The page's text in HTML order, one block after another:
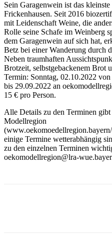
Sein Garagenwein ist das
Frickenhausen. Seit 2016
mit Leidenschaft Weine, die
Rolle seine Schafe im Weinberg
dem Garagenwein auf sich hat,
Betz bei einer Wanderung durch
Neben traumhaften
Brotzeit, selbstgebackenem Brot
Termin: Sonntag, 02.10.2022
bis 29.09.2022 an
15 € pro Person.
Alle Details zu den Terminen
Modellregion
einige Termine wetterabhängig
zu den einzelnen Terminen
oekomodellregion@lra-